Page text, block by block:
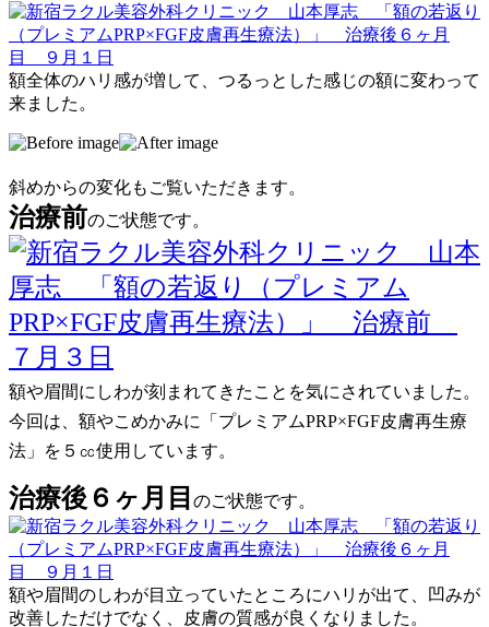
額全体のハリ感が増して、つるっとした感じの額に変わって
来ました。
斜めからの変化もご覧いただきます。
治療前のご状態です。
額や眉間にしわが刻まれてきたことを気にされていました。
今回は、額やこめかみに「プレミアムPRP×FGF皮膚再生療
法」を５㏄使用しています。
治療後６ヶ月目 のご状態です。
額や眉間のしわが目立っていたところにハリが出て、凹みが
改善しただけでなく、皮膚の質感が良くなりました。